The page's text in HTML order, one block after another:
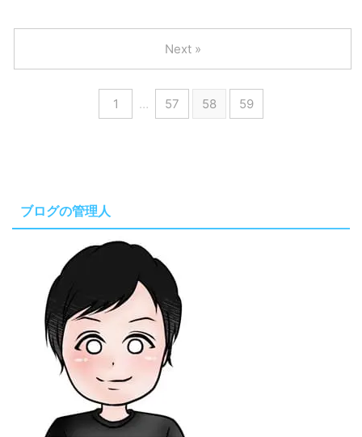
1 … 57 58 59
Next »
ブログの管理人